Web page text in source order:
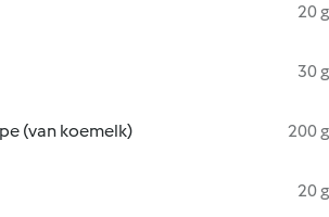
20 g
30 g
(van koemelk) 200 g
20 g